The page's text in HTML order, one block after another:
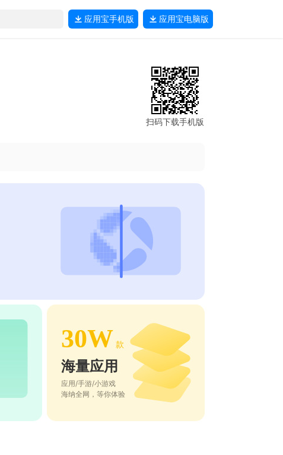
应用宝手机版 应用宝电脑版
扫码下载手机版
30W 款
海量应用
应用/手游/小游戏
海纳全网，等你体验